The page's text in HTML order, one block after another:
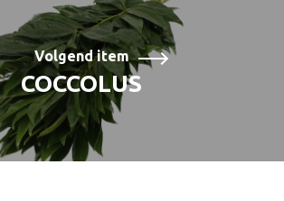
Volgend item
COCCOLUS